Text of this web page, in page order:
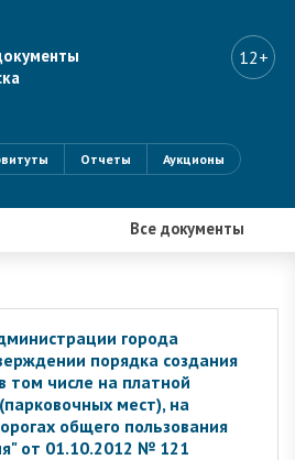
12+
Отчеты Аукционы
Все документы
города
порядка создания
том числе на платной
мест), на
общего пользования
от 01.10.2012 № 121